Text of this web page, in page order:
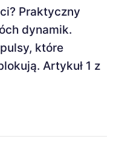
Praktyczny
dynamik.
które
Artykuł 1 z